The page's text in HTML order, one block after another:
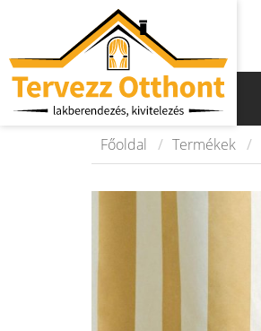
Főoldal Termékek